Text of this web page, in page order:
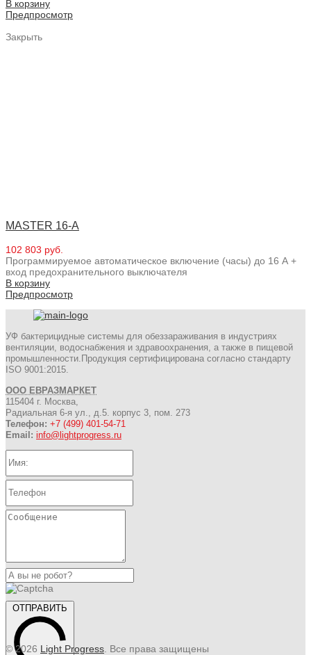
В корзину
Предпросмотр
Закрыть
MASTER 16-A
102 803 руб.
Программируемое автоматическое включение (часы) до 16 А +
вход предохранительного выключателя
В корзину
Предпросмотр
УФ бактерицидные системы для обеззараживания в индустриях
вентиляции, водоснабжения и здравоохранения, а также в пищевой
промышленности.Продукция сертифицирована согласно стандарту
ISO 9001:2015.
ООО ЕВРАЗМАРКЕТ
115404 г. Москва,
Радиальная 6-я ул., д.5. корпус 3, пом. 273
Телефон: +7 (499) 401-54-71
Email: info@lightprogress.ru
ОТПРАВИТЬ
© 2026 Light Progress . Все права защищены